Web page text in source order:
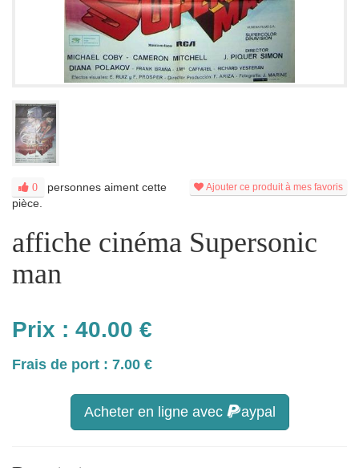
Ajouter ce produit à mes favoris
0
personnes aiment cette
pièce.
affiche cinéma Supersonic
man
Prix : 40.00 €
Frais de port : 7.00 €
Acheter en ligne avec aypal